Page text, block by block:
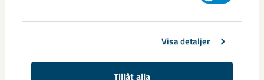
Visa detaljer
Tillåt alla
Samtliga dammanläggningar inom LKAB är